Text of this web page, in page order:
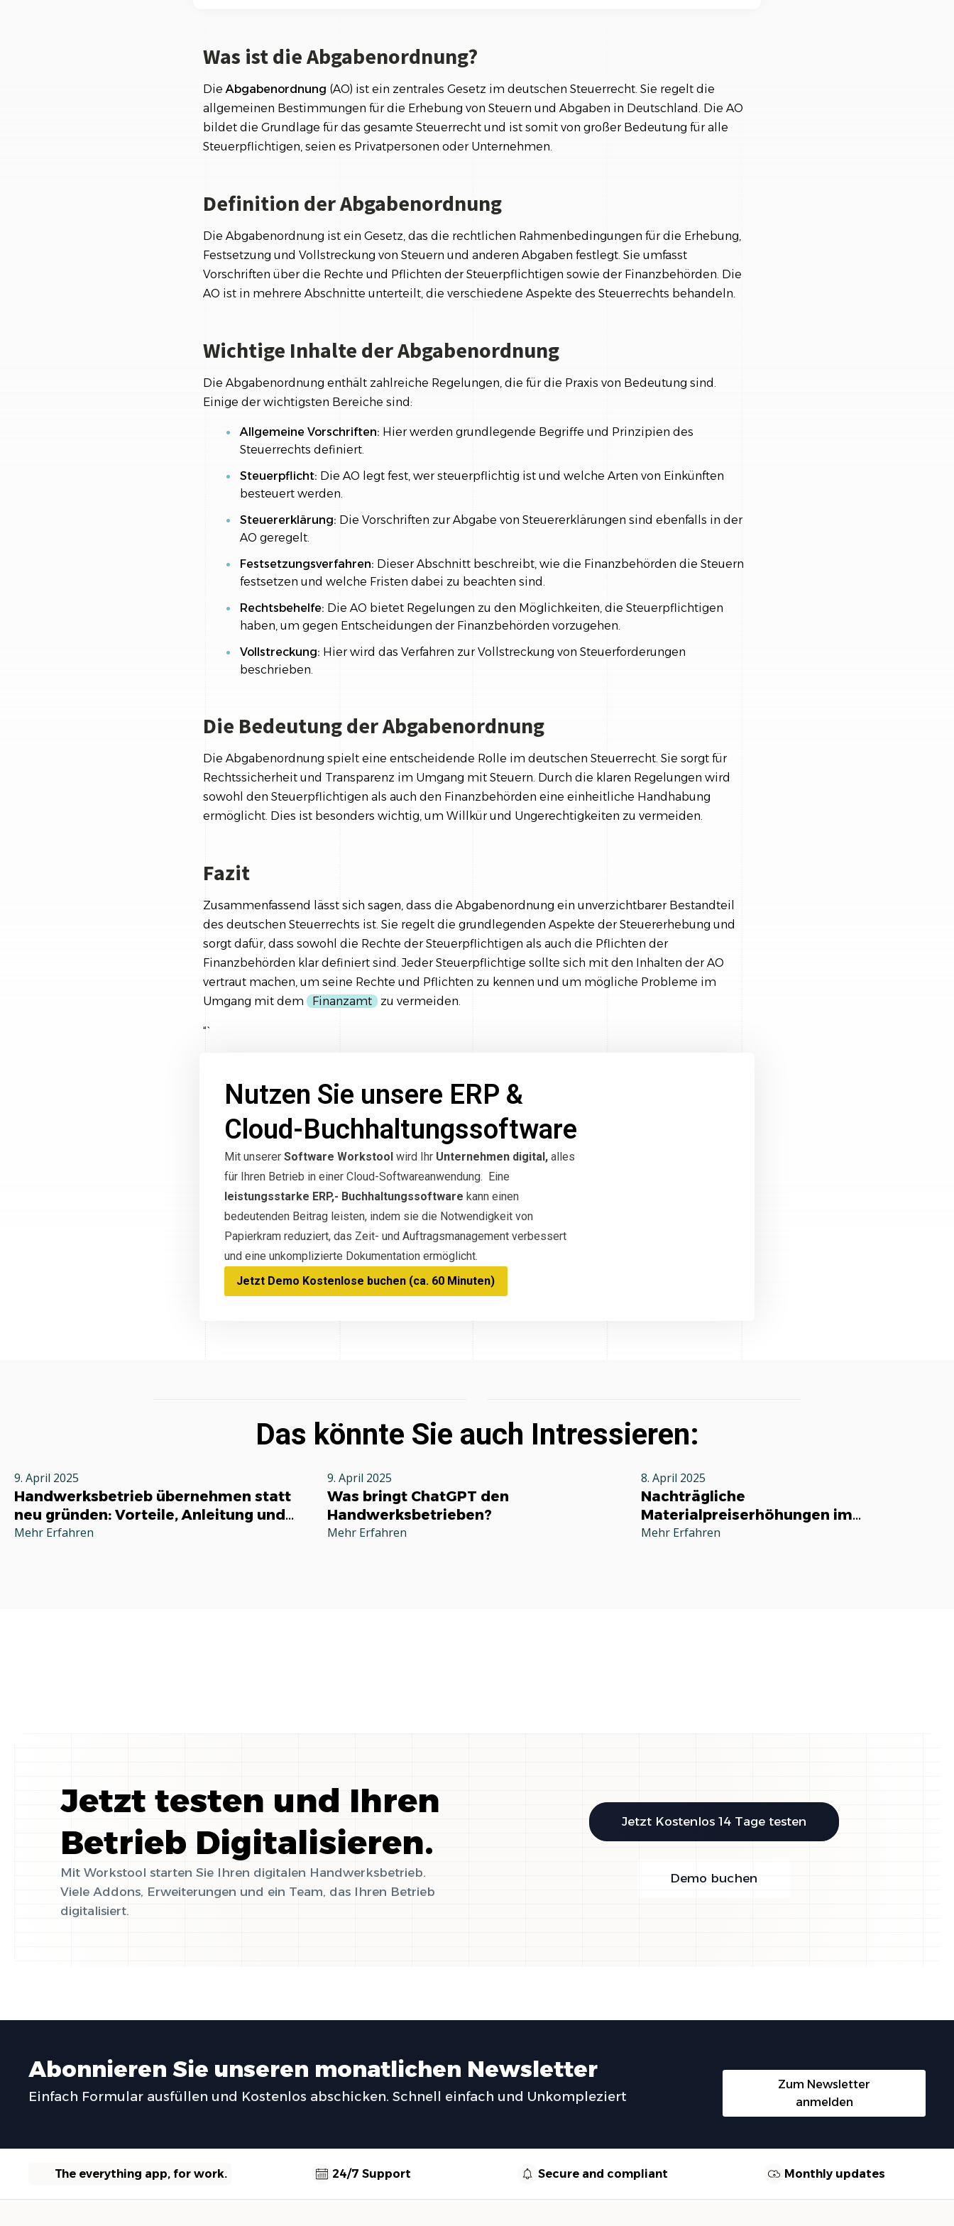
Wichtige Inhalte der Abgabenordnung
Die Bedeutung der Abgabenordnung
Fazit
Was ist die Abgabenordnung?
DieAbgabenordnung (AO) ist ein zentrales Gesetz im deutschen Steuerrecht. Sie regelt die
allgemeinen Bestimmungen für die Erhebung von Steuern und Abgaben in Deutschland. Die AO
bildet die Grundlage für das gesamte Steuerrecht und ist somit von großer Bedeutung für alle
Steuerpflichtigen, seien es Privatpersonen oder Unternehmen.
Definition der Abgabenordnung
Die Abgabenordnung ist ein Gesetz, das die rechtlichen Rahmenbedingungen für die Erhebung,
Festsetzung und Vollstreckung von Steuern und anderen Abgaben festlegt. Sie umfasst
Vorschriften über die Rechte und Pflichten der Steuerpflichtigen sowie der Finanzbehörden. Die
AO ist in mehrere Abschnitte unterteilt, die verschiedene Aspekte des Steuerrechts behandeln.
Wichtige Inhalte der Abgabenordnung
Die Abgabenordnung enthält zahlreiche Regelungen, die für die Praxis von Bedeutung sind.
Einige der wichtigsten Bereiche sind:
Allgemeine Vorschriften: Hier werden grundlegende Begriffe und Prinzipien des
Steuerrechts definiert.
Steuerpflicht: Die AO legt fest, wer steuerpflichtig ist und welche Arten von Einkünften
besteuert werden.
Steuererklärung: Die Vorschriften zur Abgabe von Steuererklärungen sind ebenfalls in der
AO geregelt.
Festsetzungsverfahren: Dieser Abschnitt beschreibt, wie die Finanzbehörden die Steuern
festsetzen und welche Fristen dabei zu beachten sind.
Rechtsbehelfe: Die AO bietet Regelungen zu den Möglichkeiten, die Steuerpflichtigen
haben, um gegen Entscheidungen der Finanzbehörden vorzugehen.
Vollstreckung: Hier wird das Verfahren zur Vollstreckung von Steuerforderungen
beschrieben.
Die Bedeutung der Abgabenordnung
Die Abgabenordnung spielt eine entscheidende Rolle im deutschen Steuerrecht. Sie sorgt für
Rechtssicherheit und Transparenz im Umgang mit Steuern. Durch die klaren Regelungen wird
sowohl den Steuerpflichtigen als auch den Finanzbehörden eine einheitliche Handhabung
ermöglicht. Dies ist besonders wichtig, um Willkür und Ungerechtigkeiten zu vermeiden.
Fazit
Zusammenfassend lässt sich sagen, dass die Abgabenordnung ein unverzichtbarer Bestandteil
des deutschen Steuerrechts ist. Sie regelt die grundlegenden Aspekte der Steuererhebung und
sorgt dafür, dass sowohl die Rechte der Steuerpflichtigen als auch die Pflichten der
Finanzbehörden klar definiert sind. Jeder Steuerpflichtige sollte sich mit den Inhalten der AO
vertraut machen, um seine Rechte und Pflichten zu kennen und um mögliche Probleme im
Umgang mit dem
Finanzamt zu vermeiden.
“`
Nutzen Sie unsere ERP &
Cloud-Buchhaltungssoftware
Mit unserer Software Workstool wird Ihr Unternehmen digital,alles
für Ihren Betrieb in einer Cloud-Softwareanwendung. Eine
leistungsstarke ERP,- Buchhaltungssoftware kann einen
bedeutenden Beitrag leisten, indem sie die Notwendigkeit von
Papierkram reduziert, das Zeit- und Auftragsmanagement verbessert
und eine unkomplizierte Dokumentation ermöglicht.
Jetzt Demo Kostenlose buchen (ca. 60 Minuten)
Das könnte Sie auch Intressieren:
9. April 2025
Handwerksbetrieb übernehmen statt
neu gründen: Vorteile, Anleitung und
sinnvoll?
Mehr Erfahren
9. April 2025
Was bringt ChatGPT den
Handwerksbetrieben?
Mehr Erfahren
8. April 2025
Nachträgliche
Materialpreiserhöhungen im
Handwerk: Was ist erlaubt?
Mehr Erfahren
Jetzt testen und Ihren
Betrieb Digitalisieren.
Mit Workstool starten Sie Ihren digitalen Handwerksbetrieb.
Viele Addons, Erweiterungen und ein Team, das Ihren Betrieb
digitalisiert.
Jetzt Kostenlos 14 Tage testen
Demo buchen
Abonnieren Sie unseren monatlichen Newsletter
Einfach Formular ausfüllen und Kostenlos abschicken. Schnell einfach und Unkompleziert
Zum Newsletter
anmelden
The everything app, for work. 24/7 Support Secure and compliant Monthly updates